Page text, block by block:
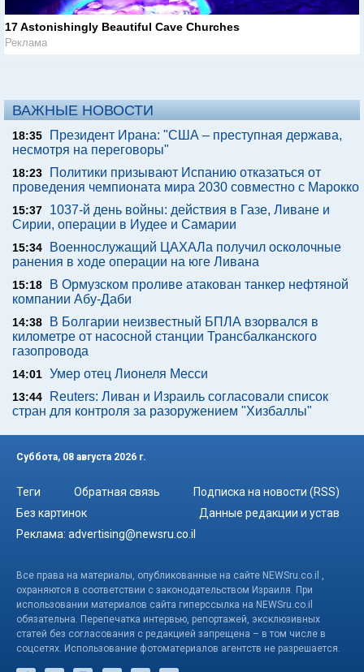
17 Astonishingly Beautiful Cave Churches
Реклама
ВАЖНЫЕ НОВОСТИ
18:35
Президент Ирана: "США – преступная держава,
несмотря на переговоры"
18:23
Политики призывают Испанию отказаться от
проведения чемпионата мира 2030 совместно с Марокко
15:37
1037-й день войны: действия в Газе, Ливане и
Сирии, операции в Иудее и Самарии
15:34
Военнослужащий ЦАХАЛа получил осколочные
ранения в ходе операции на юге Ливана
15:18
В Ормузском проливе атакован танкер нефтяной
компании Абу-Даби
14:38
В Болгарии неизвестный БПЛА взорвался в
километре от насосной станции Трансбалканского
газопровода
14:01 Умер отец Лионеля Месси
13:44
Reuters: Ливан и Израиль согласовали список
стран для контроля за разоружением "Хизбаллы"
Суббота, 08 августа 2026 г.
Теги Обратная связь
Подписка на новости (RSS)
Без картинок
Данные редакции и устав
Реклама: advertising@newsru.co.il
Все права на материалы, опубликованные на сайте NEWSru.co.il ,
охраняются в соответствии с законодательством Израиля. При
использовании материалов сайта гиперссылка на NEWSru.co.il
обязательна. Перепечатка интервью, репортажей, эксклюзивных
статей без согласования с редакцией запрещена – в том числе в
соцсетях. Использование фотоматериалов агентств не разрешается.